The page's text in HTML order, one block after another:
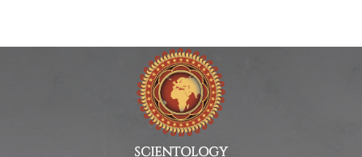
SCIENTOLOGY